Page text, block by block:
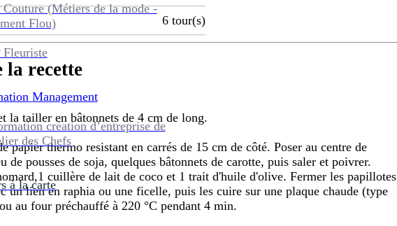
Couture (Métiers de la mode -
Flou)
Fleuriste
Management
création d’entreprise de
des Chefs
à la carte
6 tour(s)
la recette
la tailler en bâtonnets de 4 cm de long.
papier thermo resistant en carrés de 15 cm de côté. Poser au centre de
de pousses de soja, quelques bâtonnets de carotte, puis saler et poivrer.
cuillère de lait de coco et 1 trait d'huile d'olive. Fermer les papillotes
un lien en raphia ou une ficelle, puis les cuire sur une plaque chaude (type
au four préchauffé à 220 °C pendant 4 min.